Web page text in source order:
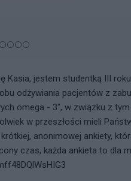
Kasia, jestem studentką III
odżywiania pacjentów z
omega - 3", w związku z
w przeszłości mieli
krótkiej, anonimowej ankiety,
czas, każda ankieta to dla